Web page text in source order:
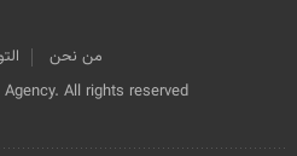
من نحن
All rights reserved